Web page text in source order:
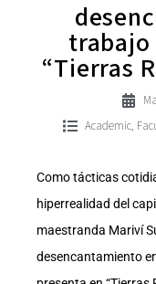
trabajo
“Tierras
Academic,
Como tácticas
hiperrealidad del
maestranda Mariví
desencantamiento